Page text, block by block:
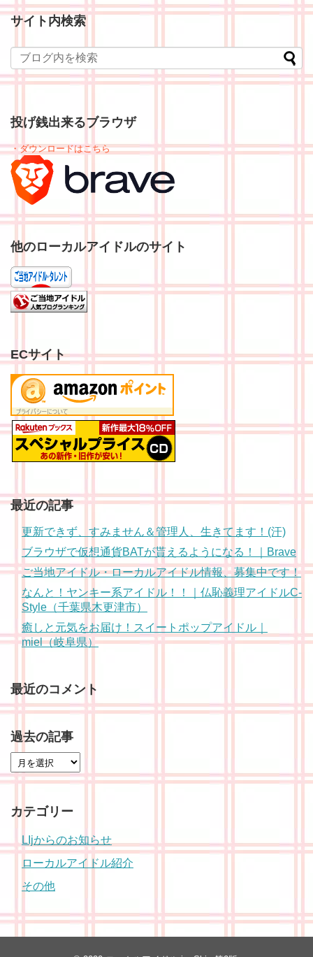
サイト内検索
投げ銭出来るブラウザ
・ダウンロードはこちら
他のローカルアイドルのサイト
ECサイト
最近の記事
更新できず、すみません＆管理人、生きてます！(汗)
ブラウザで仮想通貨BATが貰えるようになる！｜Brave
ご当地アイドル・ローカルアイドル情報、募集中です！
なんと！ヤンキー系アイドル！！｜仏恥義理アイドルC-
Style（千葉県木更津市）
癒しと元気をお届け！スイートポップアイドル｜
miel（岐阜県）
最近のコメント
過去の記事
カテゴリー
LIjからのお知らせ
ローカルアイドル紹介
その他